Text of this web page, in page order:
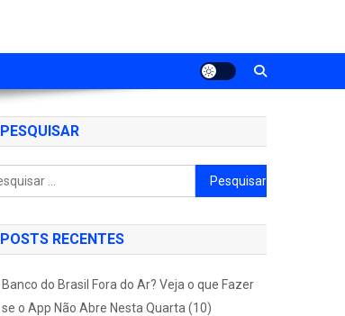
PESQUISAR
Pesquisar
por:
POSTS RECENTES
Banco do Brasil Fora do Ar? Veja o que Fazer
se o App Não Abre Nesta Quarta (10)